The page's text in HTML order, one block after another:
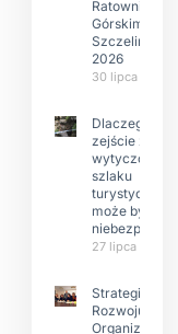
Ratownictwie
Górskim –
Szczeliniec
2026
30 lipca 2026
Dlaczego
zejście z
wytyczonego
szlaku
może być
27 lipca 2026
Strategia
Rozwoju
Organizacji